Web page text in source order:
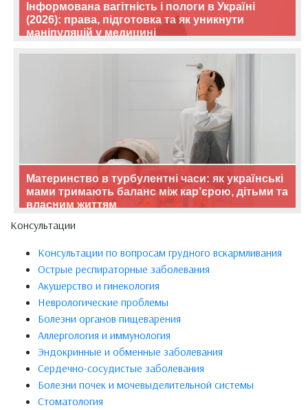
Інформована вагітність і пологи в Україні
(2026): права, підготовка та як уникнути
маніпуляцій у медицині
Материнство в турбулентні часи: як українські
мами тримають баланс між кар’єрою, дітьми та
власним життям
Консультации
Консультации по вопросам грудного вскармливания
Острые респираторные заболевания
Акушерство и гинекология
Неврологические проблемы
Болезни органов пищеварения
Аллергология и иммунология
Эндокринные и обменные заболевания
Сердечно-сосудистые заболевания
Болезни почек и мочевыделительной системы
Стоматология